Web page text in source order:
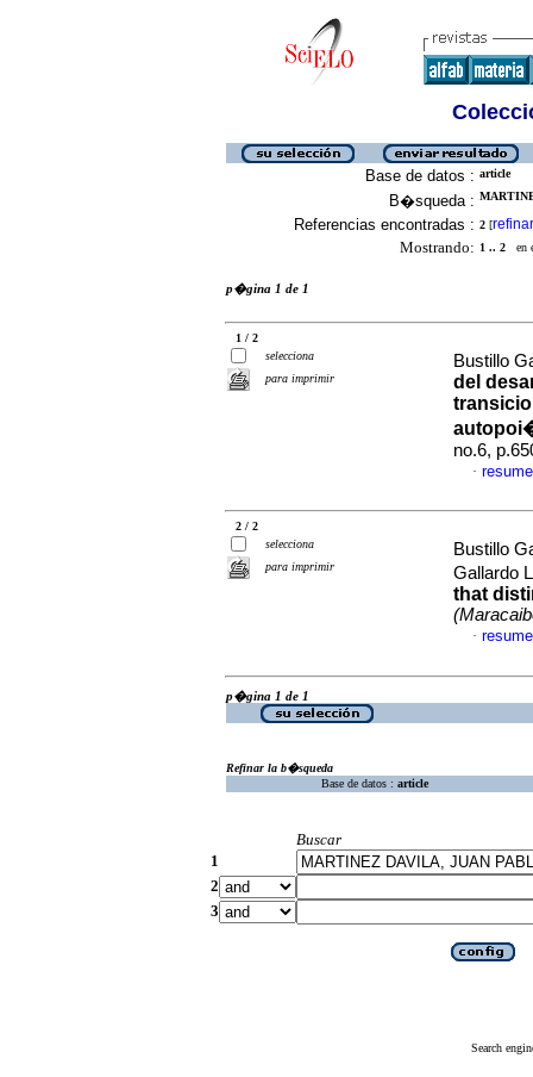
Base de datos : article
B�squeda :
Referencias encontradas : 2 [refinar
Mostrando: 1 .. 2 en
p�gina 1 de 1
1 / 2
selecciona
para imprimir
Bustillo
del
no.6,
·
2 / 2
selecciona
para imprimir
Bustillo
Gallardo
that
·
p�gina 1 de 1
Refinar la b�squeda
Base de datos : article
Buscar
1
2
3
Search